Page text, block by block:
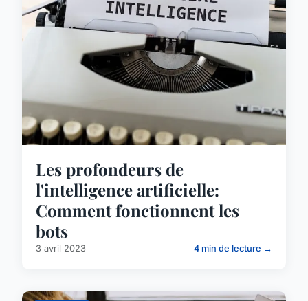
Les profondeurs de
l'intelligence artificielle:
Comment fonctionnent les
bots
3 avril 2023 4 min de lecture →